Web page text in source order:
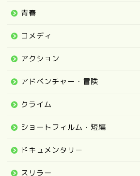
青春
コメディ
アクション
アドベンチャー・冒険
クライム
ショートフィルム・短編
ドキュメンタリー
スリラー